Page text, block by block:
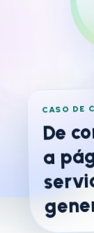
CASO DE
De
a